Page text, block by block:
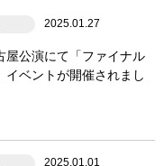
2025.01.27
屋公演にて「ファイナル
イベントが開催されまし
2025.01.01